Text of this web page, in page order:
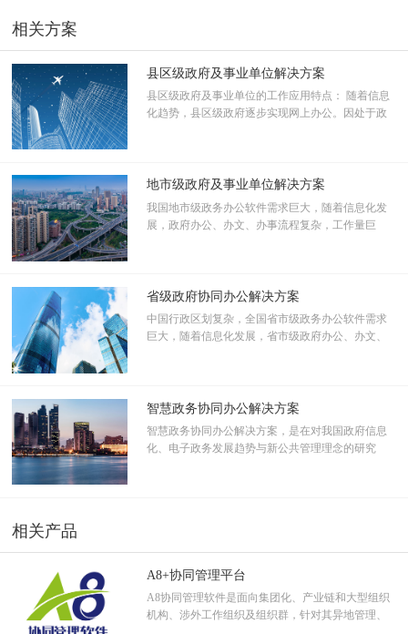
1、协同管理
严谨又灵活的管理。
2、印章管理
实现各部门可以网上申请用印，相关局领导通过协同管理系统进行审
批，完成盖章审批手续。
公文统计按照收发文时间排序显示，便于领导查询；公文传输顺向可
逆，可以附加意见；公文传阅过程中，根据不同的角色、动作，附之
不同的权限；可以按类别归档、查询。
4、文档管理
根据部门、人员、类别等维度进行文档分类存储；每周要情，按照固
定的路径保存，通过文件映射的方式直接推送领导桌面，便于领导直
接查阅；出差报告、水情报告等临时性文件，可以在协同过程中通过
预归档的方式保存，便于随时进行动态跟踪与查阅。
5、局车辆管理
各部门通过网上填写出车申请单，由总务科进行网上审批，并能记录
6、时间与资源管理
对于每个办公人员的日程进行有针对性的透明化处理，让领导很容易
知道直接下属的日程安排；计划申报，总结汇报全部网络化管理；会
议管理，对于会议室进行制度化申请与审批，根据会议规模标准分配
单位通知、公告能够在首页直接查询，并按照时间先后自动排序；有
一时间进行民主的沟通；公共信息可以按照级别发布。
8、整合内网
与现有网站、内部办公网的连通，进一步完善和加强协同管理系统的
相关方案
县区级政府及事业单位解决方案
县区级政府及事业单位的工作应用特点： 随着信息
化趋势，县区级政府逐步实现网上办公。因处于政
此外，县区级政府及事业单位还面临一个地域问
题，那就是各个组织之间地域分布极其分散，更需
要协同无纸化办公实现信息的及时传递、沟通和共
享。
地市级政府及事业单位解决方案
我国地市级政务办公软件需求巨大，随着信息化发
展，政府办公、办文、办事流程复杂，工作量巨
至数万公务员的访问。
省级政府协同办公解决方案
中国行政区划复杂，全国省市级政务办公软件需求
巨大，随着信息化发展，省市级政府办公、办文、
智慧政务协同办公解决方案
智慧政务协同办公解决方案，是在对我国政府信息
化、电子政务发展趋势与新公共管理理念的研究
相关产品
A8+协同管理平台
A8协同管理软件是面向集团化、产业链和大型组织
机构、涉外工作组织及组织群，针对其异地管理、